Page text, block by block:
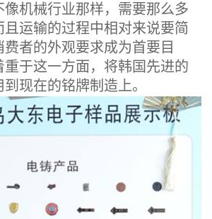
机械行业那样，需要那么多
且运输的过程中相对来说要简
者的外观要求成为首要目
重于这一方面，将韩国先进的
现在的铭牌制造上。